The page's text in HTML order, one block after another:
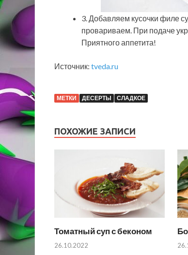
3. Добавляем кусочки филе
провариваем. При подаче
Приятного аппетита!
Источник: tveda.ru
МЕТКИ ДЕСЕРТЫ СЛАДКОЕ
ПОХОЖИЕ ЗАПИСИ
Томатный суп с беконом
26.10.2022